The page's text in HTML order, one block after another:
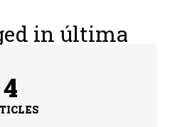
in última
4